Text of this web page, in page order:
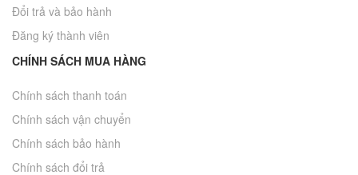
Đổi trả và bảo hành
Đăng ký thành viên
CHÍNH SÁCH MUA HÀNG
Chính sách thanh toán
Chính sách vận chuyển
Chính sách bảo hành
Chính sách đổi trả